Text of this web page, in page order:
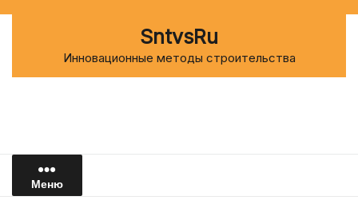
SntvsRu
Инновационные методы строительства
Меню